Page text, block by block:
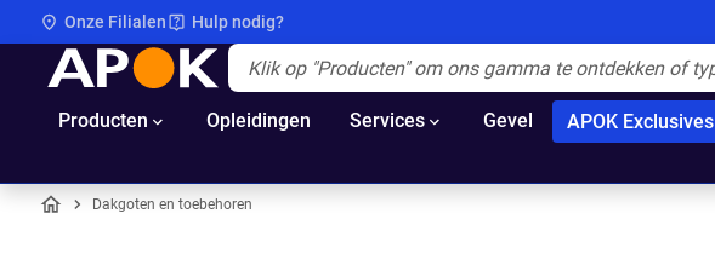
Onze Filialen Hulp nodig?
APOK
Producten Opleidingen Services Gevel APOK Exclusives
Dakgoten en toebehoren